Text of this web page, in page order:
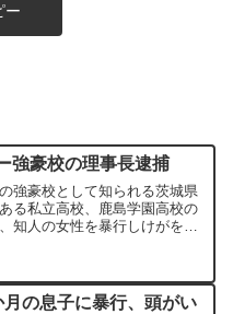
ー
強豪校の理事長逮捕
強豪校として知られる茨城県
る私立高校、鹿島学園高校の
知人の女性を暴行しけがをさ
月の息子に暴行、頭がい